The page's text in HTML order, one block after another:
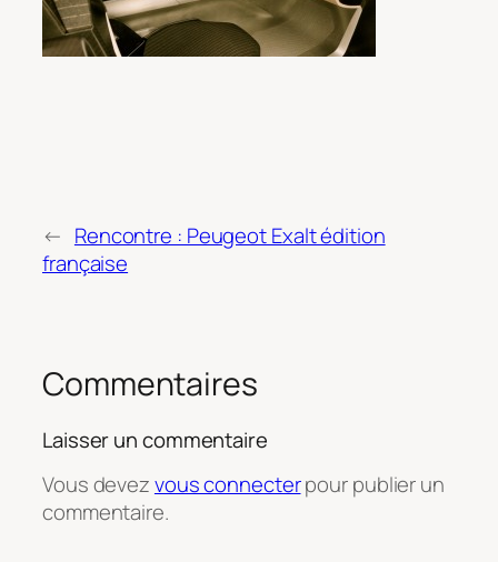
← Rencontre : Peugeot Exalt édition
française
Commentaires
Laisser un commentaire
Vous devezvous connecterpour publier un
commentaire.